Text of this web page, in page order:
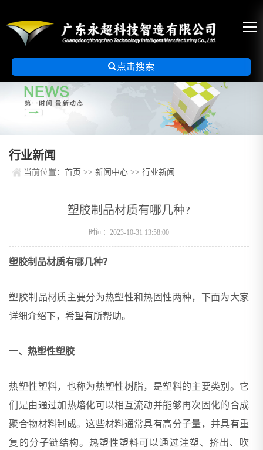
 点击搜索
行业新闻
当前位置：首页 >>新闻中心 >>行业新闻
塑胶制品材质有哪几种?
时间：2023-10-31 13:58:00
塑胶制品材质有哪几种？
塑胶制品材质主要分为热塑性和热固性两种，下面为大家
详细介绍下，希望有所帮助。
一、热塑性塑胶
热塑性塑料，也称为热塑性树脂，是塑料的主要类别。它
们是由通过加热熔化可以相互流动并能够再次固化的合成
聚合物材料制成。这些材料通常具有高分子量，并具有重
复的分子链结构。热塑性塑料可以通过注塑、挤出、吹